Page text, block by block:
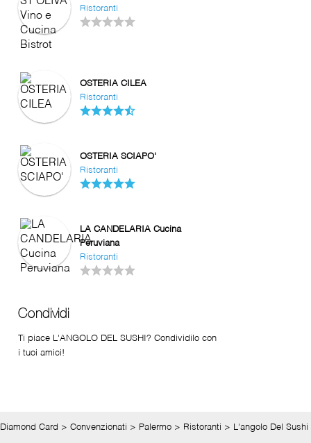
Ristoranti
OSTERIA CILEA
Ristoranti
OSTERIA SCIAPO'
Ristoranti
LA CANDELARIA Cucina
Peruviana
Ristoranti
Condividi
Ti piace L'ANGOLO DEL SUSHI? Condividilo con
i tuoi amici!
Diamond Card > Convenzionati > Palermo > Ristoranti > L'angolo Del Sushi